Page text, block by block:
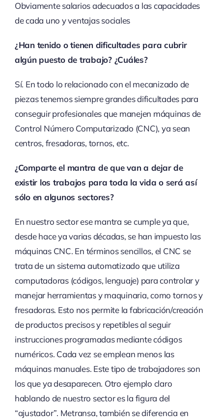
Obviamente salarios adecuados a las capacidades
de cada uno y ventajas sociales
¿Han tenido o tienen dificultades para cubrir
algún puesto de trabajo? ¿Cuáles?
Sí. En todo lo relacionado con el mecanizado de
piezas tenemos siempre grandes dificultades para
conseguir profesionales que manejen máquinas de
Control Número Computarizado (CNC), ya sean
centros, fresadoras, tornos, etc.
¿Comparte el mantra de que van a dejar de
existir los trabajos para toda la vida o será así
sólo en algunos sectores?
En nuestro sector ese mantra se cumple ya que,
desde hace ya varias décadas, se han impuesto las
máquinas CNC. En términos sencillos, el CNC se
trata de un sistema automatizado que utiliza
computadoras (códigos, lenguaje) para controlar y
manejar herramientas y maquinaria, como tornos y
fresadoras. Esto nos permite la fabricación/creación
de productos precisos y repetibles al seguir
instrucciones programadas mediante códigos
numéricos. Cada vez se emplean menos las
máquinas manuales. Este tipo de trabajadores son
los que ya desaparecen. Otro ejemplo claro
hablando de nuestro sector es la figura del
“ajustador”. Metransa, también se diferencia en